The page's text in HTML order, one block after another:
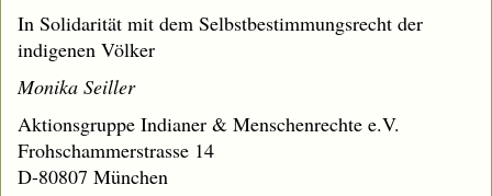
In Solidarität mit dem Selbstbestimmungsrecht der
indigenen Völker
Monika Seiller
Aktionsgruppe Indianer & Menschenrechte e.V.
Frohschammerstrasse 14
D-80807 München